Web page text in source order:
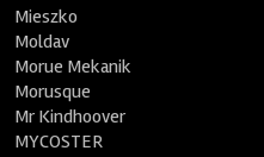
Mieszko
Moldav
Morue Mekanik
Morusque
Mr Kindhoover
MYCOSTER